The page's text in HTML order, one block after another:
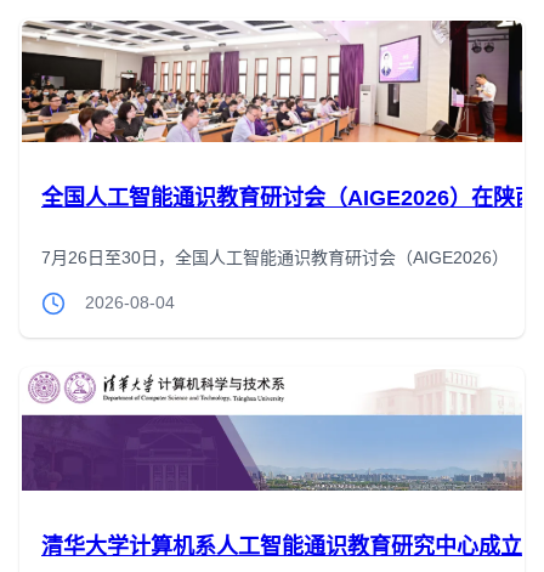
全国人工智能通识教育研讨会（AIGE2026）在陕西
7月26日至30日，全国人工智能通识教育研讨会（AIGE2026）暨
2026-08-04
清华大学计算机系人工智能通识教育研究中心成立